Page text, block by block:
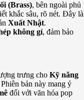
(Brass), bên ngoài phủ
khắc sâu, rõ nét. Đây là
Xuất Nhật.
không gỉ, đảm bảo
trưng cho Kỹ năng
Phiên bản này mang ý
đối với văn hóa pop